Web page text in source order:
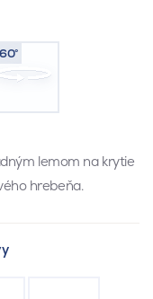
lemom na krytie
hrebeňa.